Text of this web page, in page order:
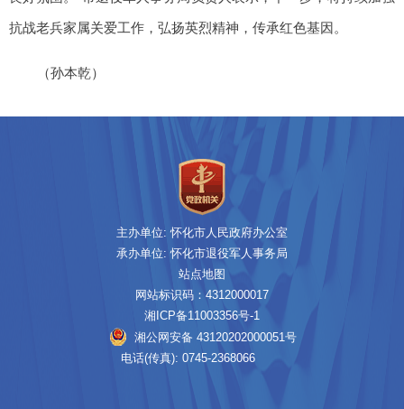
抗战老兵家属关爱工作，弘扬英烈精神，传承红色基因。
（孙本乾）
主办单位: 怀化市人民政府办公室
承办单位: 怀化市退役军人事务局
站点地图
网站标识码：4312000017
湘ICP备11003356号-1
湘公网安备 43120202000051号
电话(传真): 0745-2368066